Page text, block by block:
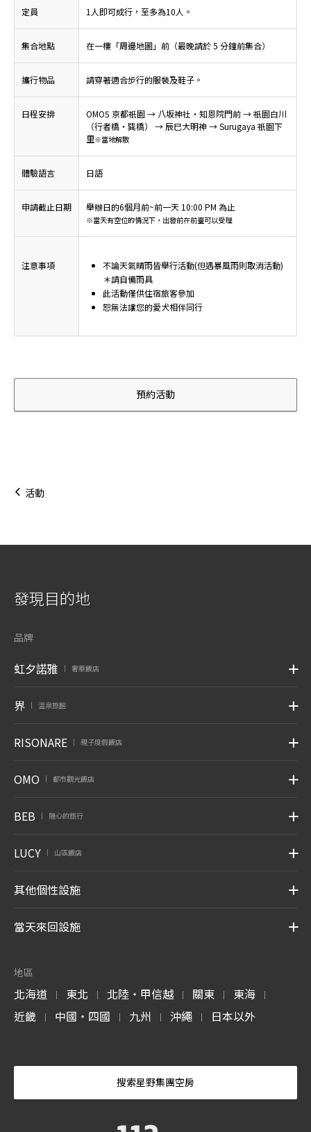
定員 1人即可成行，至多為10人。
集合地點 在一樓「周邊地圖」前（最晚請於 5 分鐘前集合）
攜行物品 請穿著適合步行的服裝及鞋子。
日程安排
OMO5 京都祇園 → 八坂神社・知恩院門前 → 祇園白川
（行者橋・巽橋） → 辰巳大明神 → Surugaya 祇園下
里※當地解散
體驗語言 日語
申請截止日期 舉辦日的6個月前~前一天 10:00 PM 為止
※當天有空位的情況下，出發前在前臺可以受理
注意事項
不論天氣晴雨皆舉行活動(但遇暴風雨則取消活動)
＊請自備雨具
此活動僅供住宿旅客參加
恕無法讓您的愛犬相伴同行
預約活動
活動
發現目的地
品牌
虹夕諾雅 奢華飯店
界 溫泉旅館
RISONARE 親子度假飯店
OMO 都市觀光飯店
BEB 随心的旅行
LUCY 山區飯店
其他個性設施
當天來回設施
地區
北海道 | 東北 | 北陸・甲信越 | 關東 | 東海 |
近畿 | 中國・四國 | 九州 | 沖繩 | 日本以外
搜索星野集團空房